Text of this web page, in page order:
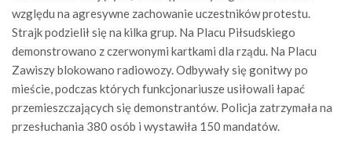
względu na agresywne zachowanie uczestników protestu.
Strajk podzielił się na kilka grup. Na Placu Piłsudskiego
demonstrowano z czerwonymi kartkami dla rządu. Na Placu
Zawiszy blokowano radiowozy. Odbywały się gonitwy po
mieście, podczas których funkcjonariusze usiłowali łapać
przemieszczających się demonstrantów. Policja zatrzymała na
przesłuchania 380 osób i wystawiła 150 mandatów.